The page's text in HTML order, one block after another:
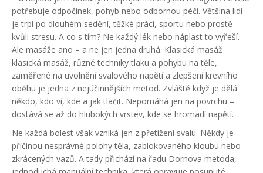
potřebuje odpočinek, pohyb nebo odbornou péči. Většina lidí
je trpí po dlouhém sedění, těžké práci, sportu nebo prostě
kvůli stresu. A co s tím? Ne každý lék nebo náplast to vyřeší.
Ale masáže ano – a ne jen jedna druhá. Klasická masáž
klasická masáž, různé techniky tlaku a pohybu na těle,
zaměřené na uvolnění svalového napětí a zlepšení krevního
oběhu je jedna z nejúčinnějších metod. Zvláště když je dělá
někdo, kdo ví, kde a jak tlačit. Nepomáhá jen na povrchu –
dostává se až do hlubokých vrstev, kde se hromadí napětí.
Ne každá bolest však vzniká jen z přetížení svalu. Někdy je
příčinou nesprávné polohy těla, zablokovaného kloubu nebo
zkrácených vazů. A tady přichází na řadu Dornova metoda,